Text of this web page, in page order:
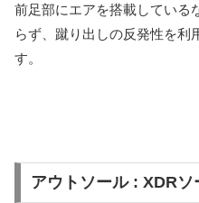
前足部にエアを搭載している
らず、蹴り出しの反発性を利
す。
アウトソール : XDRソ